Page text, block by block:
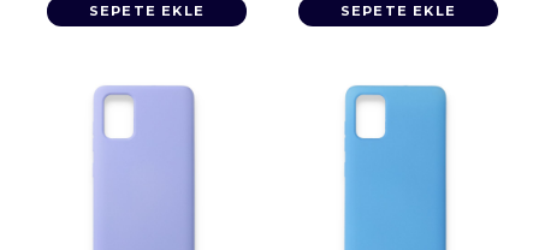
SEPETE EKLE SEPETE EKLE